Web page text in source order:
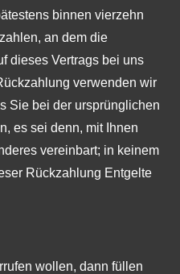
binnen vierzehn
an dem die
dieses Vertrags bei uns
verwenden wir
Sie bei der ursprünglichen
es sei denn, mit Ihnen
vereinbart; in keinem
Rückzahlung Entgelte
wollen, dann füllen